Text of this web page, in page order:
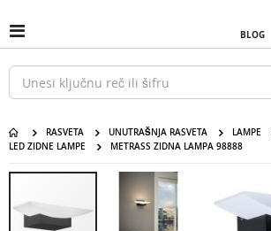
na
sadržaj
Uključi
/
isključi
Nav
BLOG
RASVETA UNUTRAŠNJA RASVETA LAMPE
LED ZIDNE LAMPE
METRASS ZIDNA LAMPA 98888
galerije
slika
METRASS zidna lampa 98888